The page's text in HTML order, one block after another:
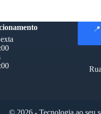
© 2026 - Tecnologia ao seu